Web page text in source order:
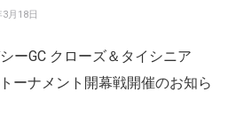
3月18日
ーGC クローズ＆タイシニア
ーナメント開幕戦開催のお知ら